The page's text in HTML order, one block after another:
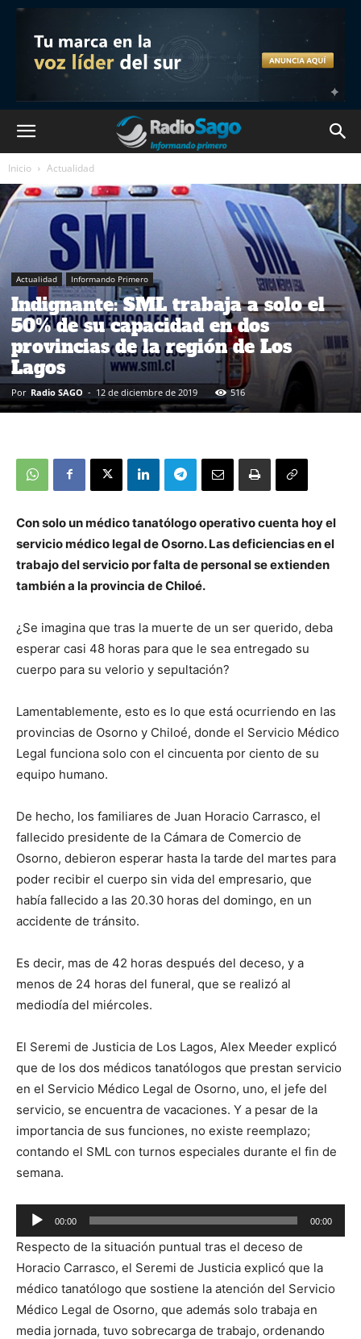
Inicio Actualidad
Actualidad Informando Primero
Indignante: SML trabaja a solo el
50% de su capacidad en dos
provincias de la región de Los
Lagos
Por Radio SAGO - 12 de diciembre de 2019 516
Con solo un médico tanatólogo operativo cuenta hoy el
servicio médico legal de Osorno. Las deficiencias en el
trabajo del servicio por falta de personal se extienden
también a la provincia de Chiloé.
¿Se imagina que tras la muerte de un ser querido, deba
esperar casi 48 horas para que le sea entregado su
cuerpo para su velorio y sepultación?
Lamentablemente, esto es lo que está ocurriendo en las
provincias de Osorno y Chiloé, donde el Servicio Médico
Legal funciona solo con el cincuenta por ciento de su
equipo humano.
De hecho, los familiares de Juan Horacio Carrasco, el
fallecido presidente de la Cámara de Comercio de
Osorno, debieron esperar hasta la tarde del martes para
poder recibir el cuerpo sin vida del empresario, que
había fallecido a las 20.30 horas del domingo, en un
accidente de tránsito.
Es decir, mas de 42 horas después del deceso, y a
menos de 24 horas del funeral, que se realizó al
mediodía del miércoles.
El Seremi de Justicia de Los Lagos, Alex Meeder explicó
que de los dos médicos tanatólogos que prestan servicio
en el Servicio Médico Legal de Osorno, uno, el jefe del
servicio, se encuentra de vacaciones. Y a pesar de la
importancia de sus funciones, no existe reemplazo;
contando el SML con turnos especiales durante el fin de
semana.
Reproductor
de
audio
00:00 00:00
Respecto de la situación puntual tras el deceso de
Horacio Carrasco, el Seremi de Justicia explicó que la
médico tanatólogo que sostiene la atención del Servicio
Médico Legal de Osorno, que además solo trabaja en
media jornada, tuvo sobrecarga de trabajo, ordenando